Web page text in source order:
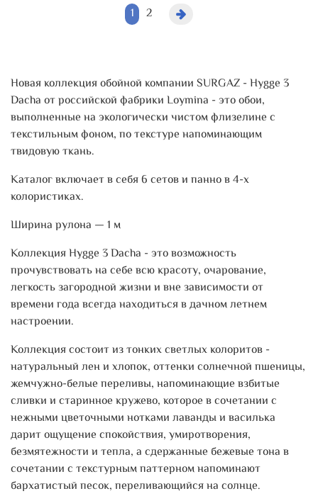
1 2
Новая коллекция обойной компании SURGAZ - Hygge 3
Dacha от российской фабрики Loymina - это обои,
выполненные на экологически чистом флизелине с
текстильным фоном, по текстуре напоминающим
твидовую ткань.
Каталог включает в себя 6 сетов и панно в 4-х
колористиках.
Ширина рулона — 1 м
Коллекция Hygge 3 Dacha - это возможность
прочувствовать на себе всю красоту, очарование,
легкость загородной жизни и вне зависимости от
времени года всегда находиться в дачном летнем
настроении.
Коллекция состоит из тонких светлых колоритов -
натуральный лен и хлопок, оттенки солнечной пшеницы,
жемчужно-белые переливы, напоминающие взбитые
сливки и старинное кружево, которое в сочетании с
нежными цветочными нотками лаванды и василька
дарит ощущение спокойствия, умиротворения,
безмятежности и тепла, а сдержанные бежевые тона в
сочетании с текстурным паттерном напоминают
бархатистый песок, переливающийся на солнце.